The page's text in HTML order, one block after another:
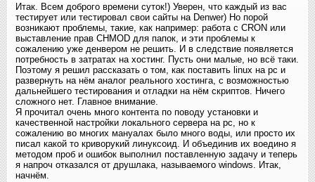
Итак. Всем доброго времени суток!) Уверен, что каждый из вас
тестирует или тестировал свои сайты на Denwer) Но порой
возникают проблемы, такие, как например: работа с CRON или
выставление прав CHMOD для папок, и эти проблемы к
сожалению уже денвером не решить. И в следствие появляется
потребность в затратах на хостинг. Пусть они малые, но всё таки.
Поэтому я решил рассказать о том, как поставить linux на pc и
развернуть на нём аналог реального хостинга, с возможностью
дальнейшего тестирования и отладки на нём скриптов. Ничего
сложного нет. Главное внимание.
Я прочитал очень много контента по поводу установки и
качественной настройки локального сервера на pc, но к
сожалению во многих мануалах было много воды, или просто их
писал какой то криворукий линуксоид. И объединив их воедино я
методом проб и ошибок выполнил поставленную задачу и теперь
я напроч отказался от друшлака, называемого windows. Итак,
начнём.